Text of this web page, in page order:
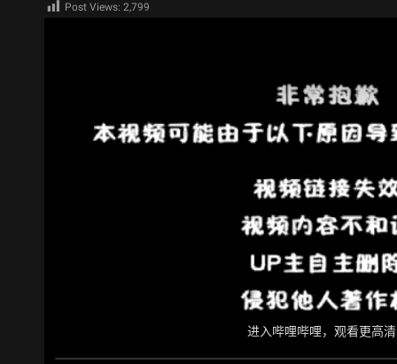
Post Views: 2,799